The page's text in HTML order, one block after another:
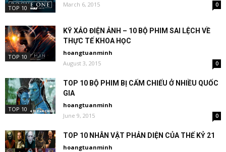
TOP 10
March 6, 2015
0
TOP 10
KỸ XẢO ĐIỆN ẢNH – 10 BỘ PHIM SAI LỆCH VỀ
THỰC TẾ KHOA HỌC
hoangtuanminh
August 3, 2015
0
TOP 10
TOP 10 BỘ PHIM BỊ CẤM CHIẾU Ở NHIỀU QUỐC
GIA
hoangtuanminh
June 9, 2015
0
TOP 10 NHÂN VẬT PHẢN DIỆN CỦA THẾ KỶ 21
hoangtuanminh